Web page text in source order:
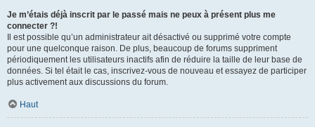
Je m’étais déjà inscrit par le passé mais ne peux à présent plus me
connecter ?!
Il est possible qu’un administrateur ait désactivé ou supprimé votre compte
pour une quelconque raison. De plus, beaucoup de forums suppriment
périodiquement les utilisateurs inactifs afin de réduire la taille de leur base de
données. Si tel était le cas, inscrivez-vous de nouveau et essayez de participer
plus activement aux discussions du forum.
Haut